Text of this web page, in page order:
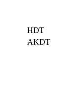
HDT
AKDT